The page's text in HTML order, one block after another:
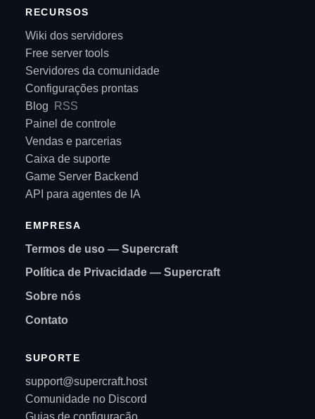
RECURSOS
Wiki dos servidores
Free server tools
Servidores da comunidade
Configurações prontas
Blog
RSS
Painel de controle
Vendas e parcerias
Caixa de suporte
Game Server Backend
API para agentes de IA
EMPRESA
Termos de uso — Supercraft
Política de Privacidade — Supercraft
Sobre nós
Contato
SUPORTE
support@supercraft.host
Comunidade no Discord
Guias de configuração